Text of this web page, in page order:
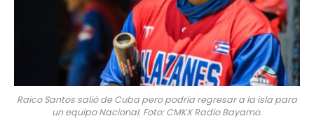
Raico Santos salió de Cuba pero podría regresar a la isla para
un equipo Nacional. Foto: CMKX Radio Bayamo.